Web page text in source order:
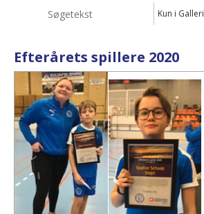
Kun i Galleri
Efterårets spillere 2020